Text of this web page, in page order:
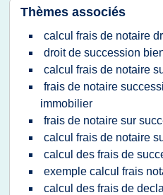
Thèmes associés
calcul frais de notaire
droit de succession
calcul frais de notaire
frais de notaire
immobilier
frais de notaire sur
calcul frais de notaire
calcul des frais de
exemple calcul frais
calcul des frais de